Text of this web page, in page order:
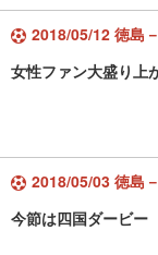
2018/05/12 徳島
女性ファン大盛り上
2018/05/03 徳島
今節は四国ダービー